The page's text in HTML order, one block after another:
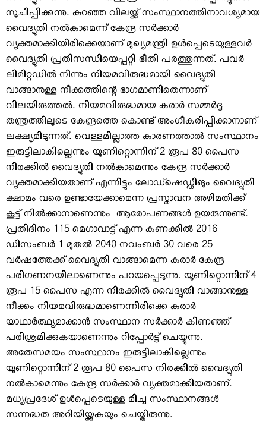
സൂചിപ്പിക്കുന്നു. കുറഞ്ഞ വിലയ്ക്ക് സംസ്ഥാനത്തിനാവശ്യമായ
വൈദ്യുതി നല്‍കാമെന്ന് കേന്ദ്ര സര്‍ക്കാര്‍
വ്യക്തമാക്കിയിരിക്കെയാണ് മുഖ്യമന്ത്രി ഉള്‍പ്പെടെയുള്ളവര്‍
വൈദ്യുതി പ്രതിസന്ധിയെപ്പറ്റി ഭീതി പരത്തുന്നത്. പവര്‍
ലിമിറ്റഡില്‍ നിന്നും നിയമവിരുദ്ധമായി വൈദ്യുതി
വാങ്ങാനുള്ള നീക്കത്തിന്റെ ഭാഗമാണിതെന്നാണ്
വിലയിരുത്തല്‍. നിയമവിരുദ്ധമായ കരാര്‍ സമ്മര്‍ദ്ദ
തന്ത്രത്തിലൂടെ കേന്ദ്രത്തെ കൊണ്ട് അംഗീകരിപ്പിക്കാനാണ്
ലക്ഷ്യമിടുന്നത്. വെള്ളമില്ലാത്ത കാരണത്താല്‍ സംസ്ഥാനം
ഇരുട്ടിലാകില്ലെന്നും യൂണിറ്റൊന്നിന് 2 രൂപ 80 പൈസ
നിരക്കില്‍ വൈദ്യുതി നല്‍കാമെന്നും കേന്ദ്ര സര്‍ക്കാര്‍
വ്യക്തമാക്കിയതാണ് എന്നിട്ടും ലോഡ്‌ഷെഡ്ഡിങും വൈദ്യുതി
ക്ഷാമം വരെ ഉണ്ടായേക്കാമെന്ന പ്രസ്താവന അഴിമതിക്ക്
കൂട്ട് നില്‍ക്കാനാണെന്നും ആരോപണങ്ങള്‍ ഉയരുന്നുണ്ട്.
പ്രതിദിനം 115 മെഗാവാട്ട് എന്ന കണക്കില്‍ 2016
ഡിസംബര്‍ 1 മുതല്‍ 2040 നവംബര്‍ 30 വരെ 25
വര്‍ഷത്തേക്ക് വൈദ്യുതി വാങ്ങാമെന്ന കരാര്‍ കേന്ദ്ര
പരിഗണനയിലാണെന്നും പറയപ്പെടുന്നു. യൂണിറ്റൊന്നിന് 4
രൂപ 15 പൈസ എന്ന നിരക്കില്‍ വൈദ്യുതി വാങ്ങാനുള്ള
നീക്കം നിയമവിരുദ്ധമാണെന്നിരിക്കെ കരാര്‍
യാഥാര്‍ത്ഥ്യമാക്കാന്‍ സംസ്ഥാന സര്‍ക്കാര്‍ കിണഞ്ഞ്
പരിശ്രമിക്കുകയാണെന്നും റിപ്പോര്‍ട്ട് ചെയ്യുന്നു.
അതേസമയം സംസ്ഥാനം ഇരുട്ടിലാകില്ലെന്നും
യൂണിറ്റൊന്നിന് 2 രൂപ 80 പൈസ നിരക്കില്‍ വൈദ്യുതി
നല്‍കാമെന്നും കേന്ദ്ര സര്‍ക്കാര്‍ വ്യക്തമാക്കിയതാണ്.
മധ്യപ്രദേശ് ഉള്‍പ്പെടെയുള്ള മിച്ച സംസ്ഥാനങ്ങള്‍
സന്നദ്ധത അറിയിയ്ക്കുകയും ചെയ്തിരുന്നു.